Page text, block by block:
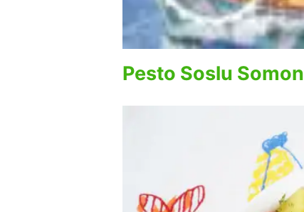
Pesto Soslu Somon